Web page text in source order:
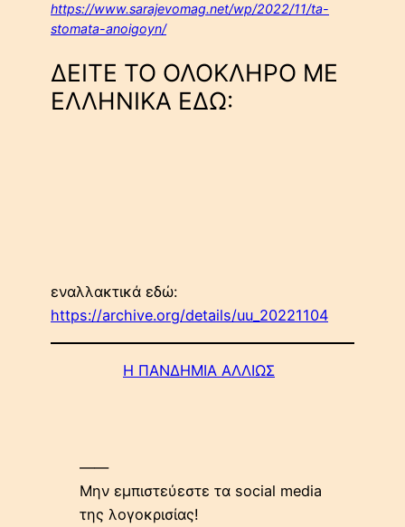
https://www.sarajevomag.net/wp/2022/11/ta-
stomata-anoigoyn/
ΔΕΙΤΕ ΤΟ ΟΛΟΚΛΗΡΟ ΜΕ
ΕΛΛΗΝΙΚΑ ΕΔΩ:
εναλλακτικά εδώ:
https://archive.org/details/uu_20221104
Η ΠΑΝΔΗΜΙΑ ΑΛΛΙΩΣ
——
Μην εμπιστεύεστε τα social media
της λογοκρισίας!